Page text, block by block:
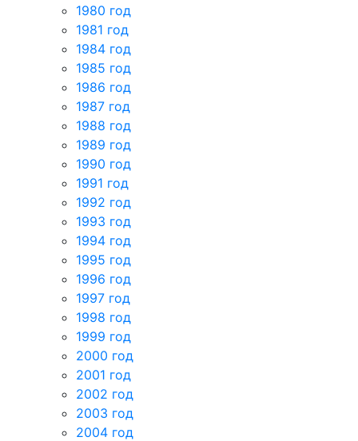
1980 год
1981 год
1984 год
1985 год
1986 год
1987 год
1988 год
1989 год
1990 год
1991 год
1992 год
1993 год
1994 год
1995 год
1996 год
1997 год
1998 год
1999 год
2000 год
2001 год
2002 год
2003 год
2004 год